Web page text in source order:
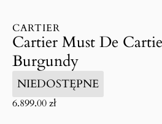
CARTIER
Cartier Must De
Burgundy
NIEDOSTĘPNE
6.899.00zł